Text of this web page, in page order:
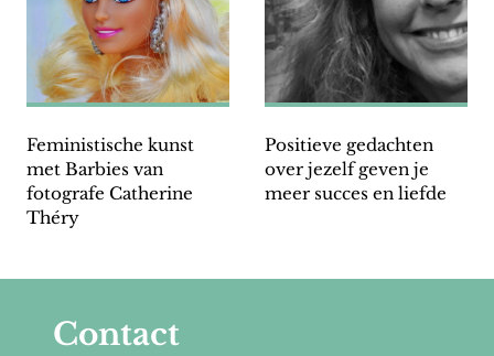
Feministische kunst
met Barbies van
fotografe Catherine
Théry
Positieve gedachten
over jezelf geven je
meer succes en liefde
Contact